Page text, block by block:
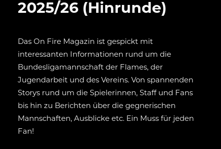
2025/26 (Hinrunde)
Das On Fire Magazin ist gespickt mit
interessanten Informationen rund um die
Bundesligamannschaft der Flames, der
Jugendarbeit und des Vereins. Von spannenden
Storys rund um die Spielerinnen, Staff und Fans
bis hin zu Berichten über die gegnerischen
Mannschaften, Ausblicke etc. Ein Muss für jeden
Fan!